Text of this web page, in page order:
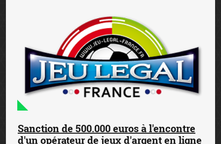
Sanction de 500.000 euros à l'encontre
d'un opérateur de jeux d'argent en ligne